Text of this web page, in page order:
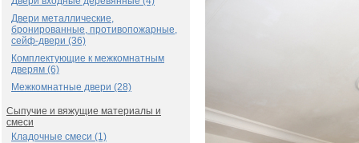
Двери металлические,
бронированные, противопожарные,
сейф-двери (36)
Комплектующие к межкомнатным
дверям (6)
Межкомнатные двери (28)
Сыпучие и вяжущие материалы и
смеси
Кладочные смеси (1)